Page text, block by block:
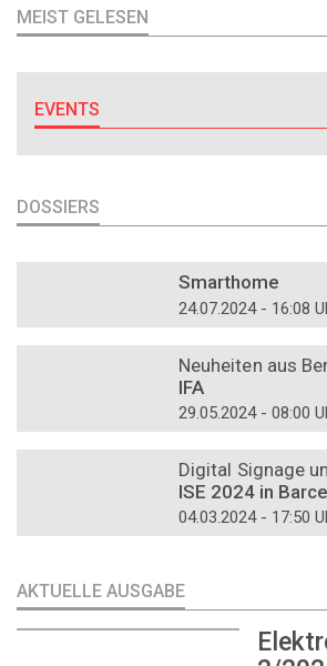
MEIST GELESEN
EVENTS
DOSSIERS
Smarthome
24.07.2024 - 16:08
Neuheiten aus
IFA
29.05.2024 - 08:00
Digital Signage
ISE 2024 in
04.03.2024 - 17:50
AKTUELLE AUSGABE